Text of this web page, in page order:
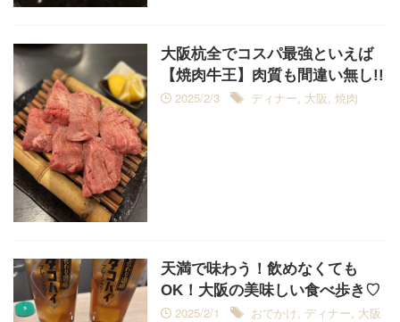
大阪杭全でコスパ最強といえば
【焼肉牛王】肉質も間違い無し!!
2025/2/3
ディナー, 大阪, 焼肉
天満で味わう！飲めなくても
OK！大阪の美味しい食べ歩き♡
2025/2/1
おでかけ, ディナー, 大阪